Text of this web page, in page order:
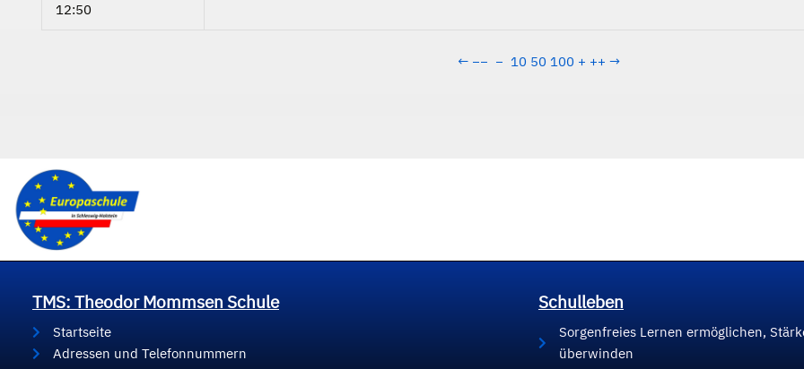
12:50
← −− − 10 50 100 + ++ →
TMS: Theodor Mommsen Schule
Startseite
Adressen und Telefonnummern
Schulleben
Sorgenfreies Lernen ermöglichen,
überwinden